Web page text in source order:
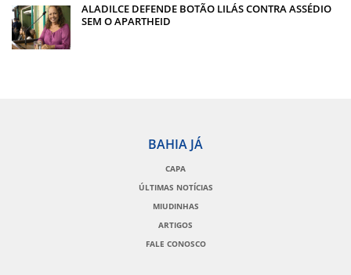
ALADILCE DEFENDE BOTÃO LILÁS CONTRA ASSÉDIO
SEM O APARTHEID
BAHIA JÁ
CAPA
ÚLTIMAS NOTÍCIAS
MIUDINHAS
ARTIGOS
FALE CONOSCO